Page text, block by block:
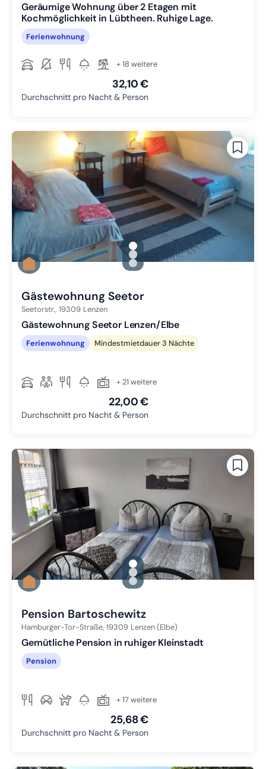
Geräumige Wohnung über 2 Etagen mit
Kochmöglichkeit in Lübtheen. Ruhige Lage.
Ferienwohnung
+ 18 weitere
32,10 €
Durchschnitt pro Nacht & Person
gallery.slide_selector
Zu Slide 1 wechseln
Zu Slide 2 wechseln
Zu Slide 3 wechseln
Gästewohnung Seetor
Seetorstr., 19309 Lenzen
Gästewohnung Seetor Lenzen/Elbe
Ferienwohnung Mindestmietdauer 3 Nächte
+ 21 weitere
22,00 €
Durchschnitt pro Nacht & Person
gallery.slide_selector
Zu Slide 1 wechseln
Zu Slide 2 wechseln
Zu Slide 3 wechseln
Pension Bartoschewitz
Hamburger-Tor-Straße, 19309 Lenzen (Elbe)
Gemütliche Pension in ruhiger Kleinstadt
Pension
+ 17 weitere
25,68 €
Durchschnitt pro Nacht & Person